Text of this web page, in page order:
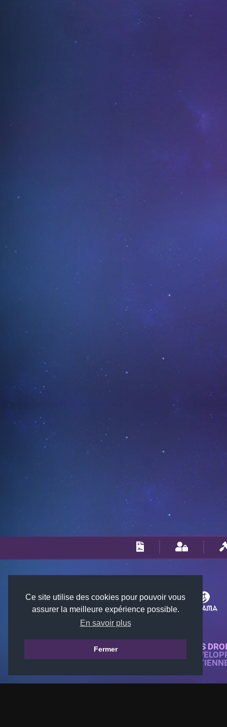
Ce site utilise des cookies pour pouvoir vous
assurer la meilleure expérience possible.
En savoir plus
Fermer
© 2018-2026 KTARENA. TOUS
SITE WEB ENTIÈREMENT
TOUTES LES IMAGES